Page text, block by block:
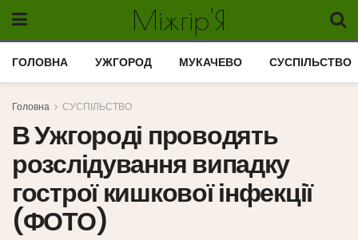
Міжгір'Я
ГОЛОВНА УЖГОРОД МУКАЧЕВО СУСПІЛЬСТВО
Головна СУСПІЛЬСТВО
В Ужгороді проводять
розслідування випадку
гострої кишкової інфекції
(ФОТО)